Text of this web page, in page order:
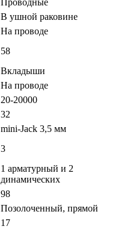
Проводные
В ушной раковине
На проводе
58
Вкладыши
На проводе
20-20000
32
mini-Jack 3,5 мм
3
1 арматурный и 2
динамических
98
Позолоченный, прямой
17